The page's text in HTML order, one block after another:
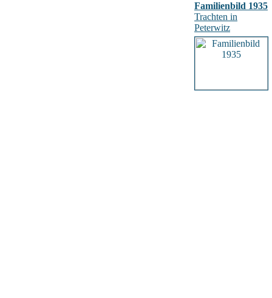
Familienbild 1935
Trachten in
Peterwitz